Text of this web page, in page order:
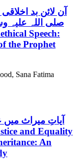
آن لائن بد
صلی اللہ علیہ
Speech:
the Prophet
Sana Fatima
آیاتِ میراث
and Equality
An